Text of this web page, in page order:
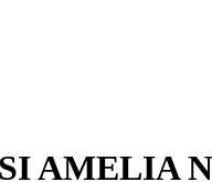
AMELIA